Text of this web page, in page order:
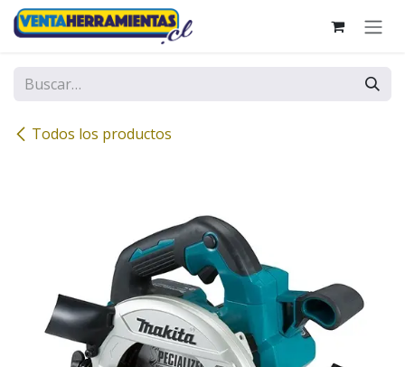
Ir al contenido
Todos los productos